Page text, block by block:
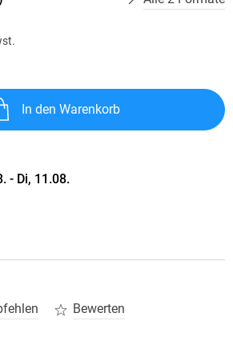
In den Warenkorb
- Di, 11.08.
Bewerten